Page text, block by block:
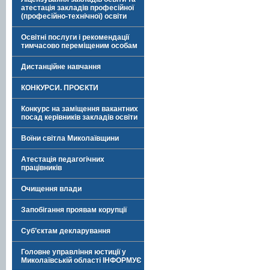
атестація закладів професійної
(професійно-технічної) освіти
Освітні послуги і рекомендації
тимчасово переміщеним особам
Дистанційне навчання
КОНКУРСИ. ПРОЄКТИ
Конкурс на заміщення вакантних
посад керівників закладів освіти
Воїни світла Миколаївщини
Атестація педагогічних
працівників
Очищення влади
Запобігання проявам корупції
Суб’єктам декларування
Головне управління юстиції у
Миколаївській області ІНФОРМУЄ